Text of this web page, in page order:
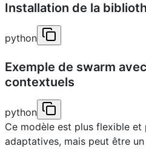
Installation de la
python
Exemple de swarm
contextuels
python
Ce modèle est plus flexible
adaptatives, mais peut être